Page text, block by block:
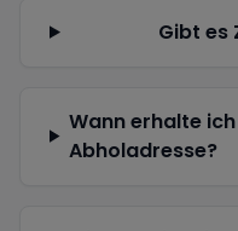
Gibt es
Wann erhalte
Abholadresse?